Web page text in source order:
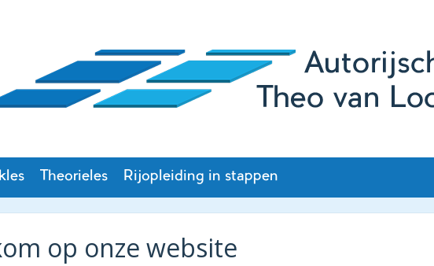
Theorieles Rijopleiding in stappen
op onze website